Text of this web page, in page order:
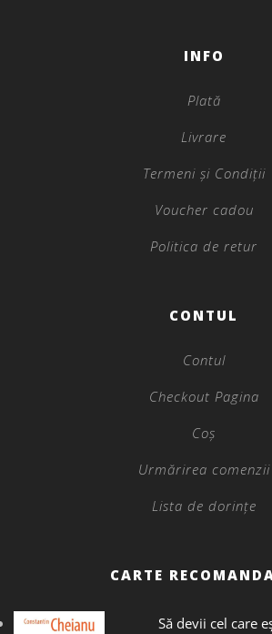
INFO
Plată
Livrare
Termeni și Condiții
Voucher cadou
Politica de retur
CONTUL
Contul
Checkout Pagina
Coș
Urmărirea comenzii
Lista de dorințe
CARTE
Să devii cel care